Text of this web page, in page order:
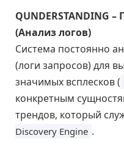
QUNDERSTANDING
(Анализ логов)
Система постоянно
(логи запросов) для
значимых всплесков (
конкретным
трендов, который
Discovery Engine .